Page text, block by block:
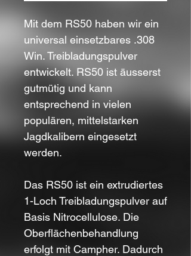
Mit dem RS50 haben wir ein
universal einsetzbares .308
Win. Treibladungspulver
entwickelt. RS50 ist äusserst
gutmütig und kann
entsprechend in vielen
populären, mittelstarken
Jagdkalibern eingesetzt
werden.
Das RS50 ist ein extrudiertes
1-Loch Treibladungspulver auf
Basis Nitrocellulose. Die
Oberflächenbehandlung
erfolgt mit Campher. Dadurch